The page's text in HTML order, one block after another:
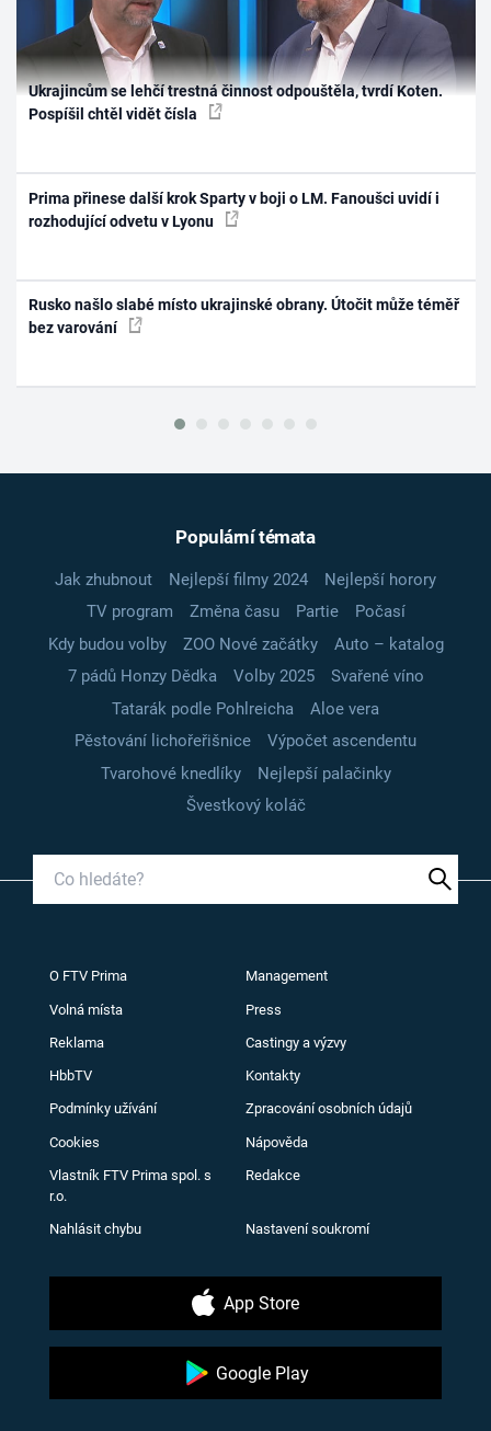
Ukrajincům se lehčí trestná činnost odpouštěla, tvrdí Koten.
Pospíšil chtěl vidět čísla
Prima přinese další krok Sparty v boji o LM. Fanoušci uvidí i
rozhodující odvetu v Lyonu
Rusko našlo slabé místo ukrajinské obrany. Útočit může téměř
bez varování
Populární témata
Jak zhubnout Nejlepší filmy 2024
Nejlepší horory
TV program
Změna času Partie
Počasí
Kdy budou volby
ZOO Nové začátky
Auto – katalog
7 pádů Honzy Dědka
Volby 2025
Svařené víno
Tatarák podle Pohlreicha
Aloe vera
Pěstování lichořeřišnice
Výpočet ascendentu
Tvarohové knedlíky
Nejlepší palačinky
Švestkový koláč
O FTV Prima Management
Volná místa Press
Reklama Castingy a výzvy
HbbTV Kontakty
Podmínky užívání Zpracování osobních údajů
Cookies Nápověda
Vlastník FTV Prima spol. s
r.o.
Redakce
Nahlásit chybu Nastavení soukromí
App Store
Google Play